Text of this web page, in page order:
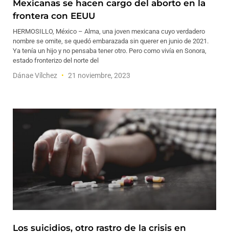
Mexicanas se hacen cargo del aborto en la
frontera con EEUU
HERMOSILLO, México – Alma, una joven mexicana cuyo verdadero
nombre se omite, se quedó embarazada sin querer en junio de 2021.
Ya tenía un hijo y no pensaba tener otro. Pero como vivía en Sonora,
estado fronterizo del norte del
Dánae Vílchez 21 noviembre, 2023
Los suicidios, otro rastro de la crisis en